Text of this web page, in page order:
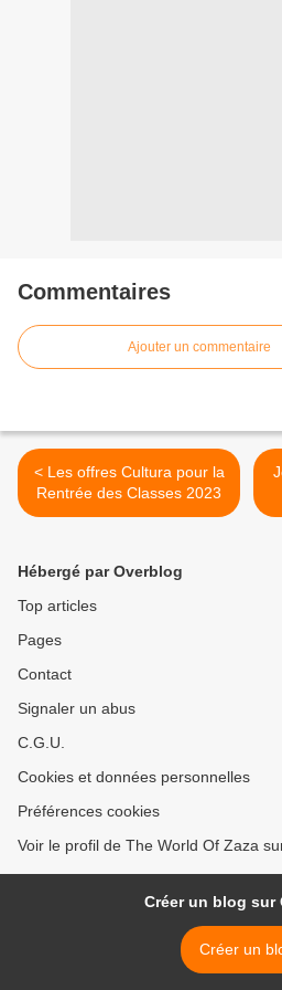
Commentaires
Ajouter un commentaire
< Les offres Cultura pour la
Rentrée des Classes 2023
Hébergé par Overblog
Top articles
Pages
Contact
Signaler un abus
C.G.U.
Cookies et données personnelles
Préférences cookies
Voir le profil de The World Of Zaza
Créer un blog sur
Créer un